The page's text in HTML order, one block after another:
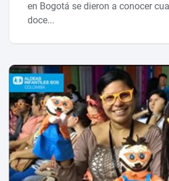
en Bogotá se dieron a conocer
doce...